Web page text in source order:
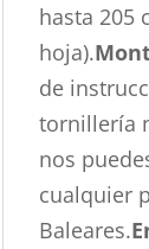
hasta 205
hoja).
de
tornillería
nos
cualquier
Baleares.